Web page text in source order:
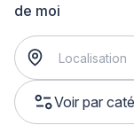
de moi
Voir par